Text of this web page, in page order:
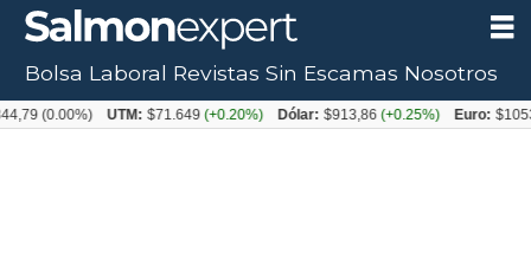
Tag:
Bolsa Laboral Revistas Sin Escamas Nosotros
(0.00%) UTM: $71.649 (+0.20%) Dólar: $913,86(+0.25%) Euro: $1053,08